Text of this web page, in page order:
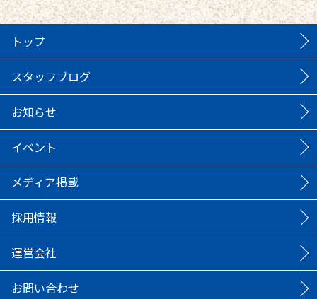
トップ
スタッフブログ
お知らせ
イベント
メディア掲載
採用情報
運営会社
お問い合わせ